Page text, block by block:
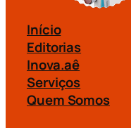
Início
Editorias
Inova.aê
Serviços
Quem Somos